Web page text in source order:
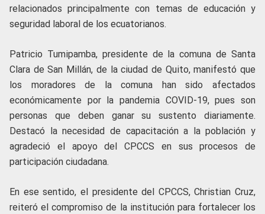
relacionados principalmente con temas de educación y
seguridad laboral de los ecuatorianos.
Patricio Tumipamba, presidente de la comuna de Santa
Clara de San Millán, de la ciudad de Quito, manifestó que
los moradores de la comuna han sido afectados
económicamente por la pandemia COVID-19, pues son
personas que deben ganar su sustento diariamente.
Destacó la necesidad de capacitación a la población y
agradeció el apoyo del CPCCS en sus procesos de
participación ciudadana.
En ese sentido, el presidente del CPCCS, Christian Cruz,
reiteró el compromiso de la institución para fortalecer los